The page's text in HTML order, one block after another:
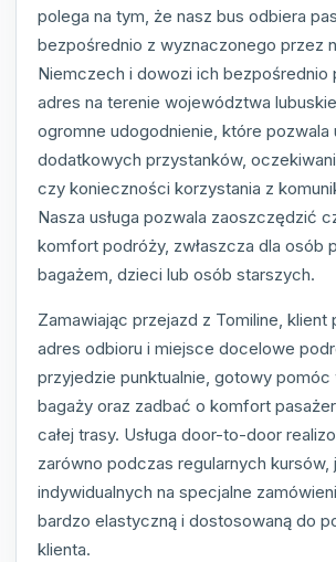
polega na tym, że nasz bus odbiera
bezpośrednio z wyznaczonego przez
Niemczech i dowozi ich bezpośrednio
adres na terenie województwa
ogromne udogodnienie, które pozwala
dodatkowych przystanków,
czy konieczności korzystania z
Nasza usługa pozwala zaoszczędzić
komfort podróży, zwłaszcza dla osób
bagażem, dzieci lub osób starszych.
Zamawiając przejazd z Tomiline, klient
adres odbioru i miejsce docelowe
przyjedzie punktualnie, gotowy pomóc
bagaży oraz zadbać o komfort
całej trasy. Usługa door-to-door
zarówno podczas regularnych
indywidualnych na specjalne
bardzo elastyczną i dostosowaną do
klienta.